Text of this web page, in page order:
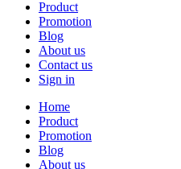
Product
Promotion
Blog
About us
Contact us
Sign in
Home
Product
Promotion
Blog
About us